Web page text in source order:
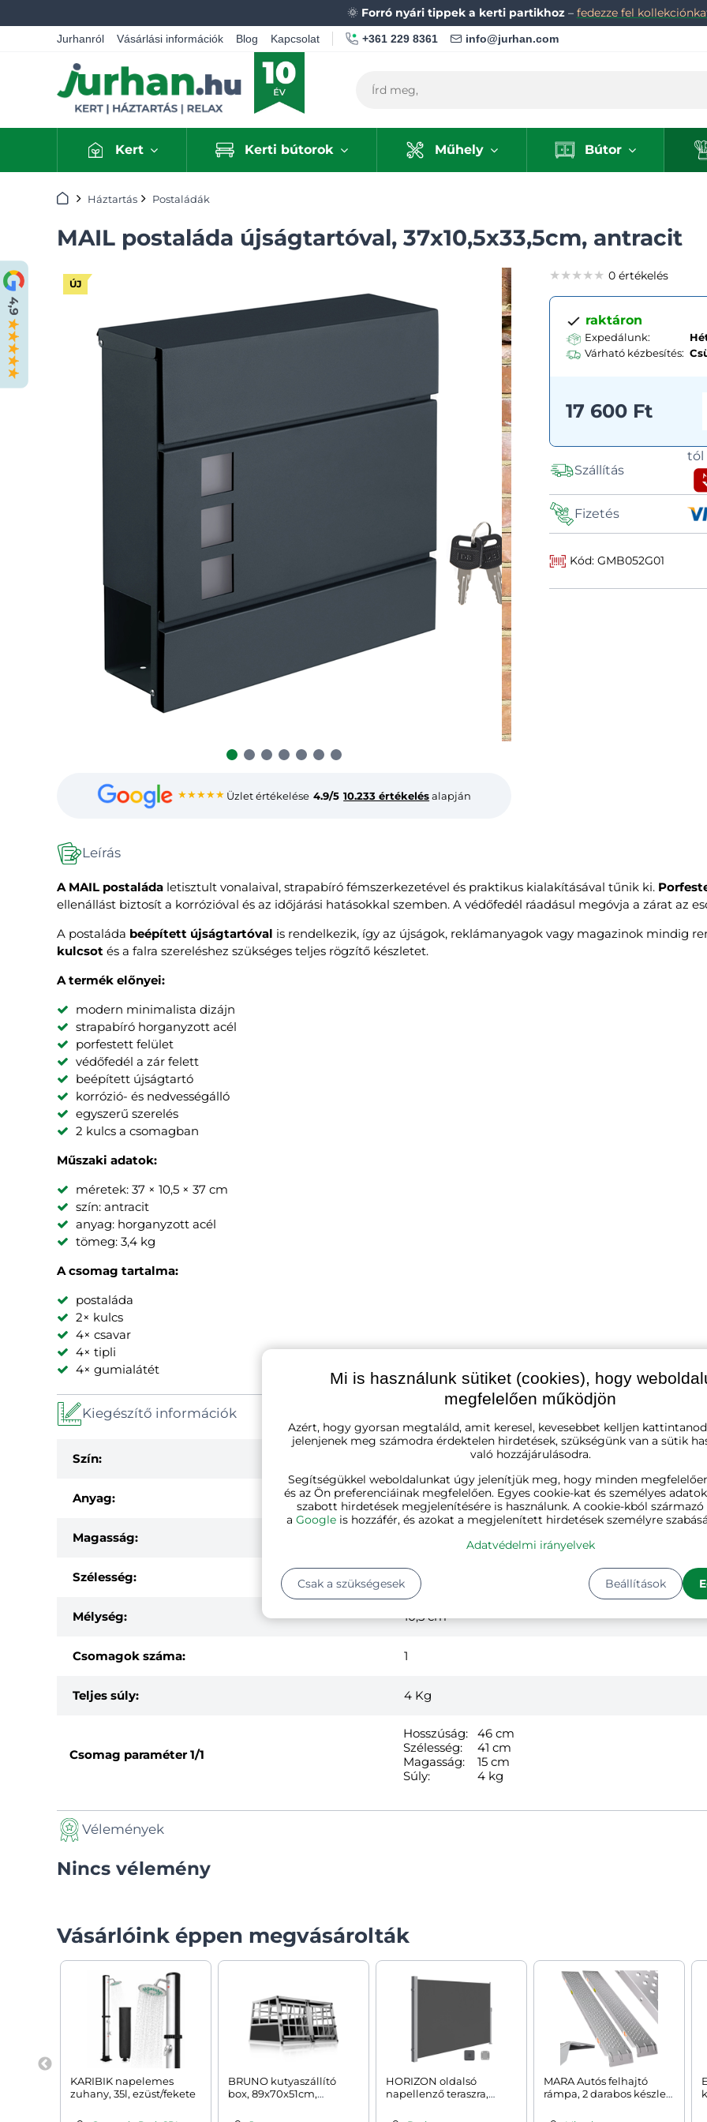
🌞 Forró nyári tippek a kerti partikhoz– fedezze fel
Jurhanról Vásárlási információk Blog Kapcsolat +361 229 8361 info@jurhan.com
Kert Kerti bútorok Műhely Bútor
KezdőlapHáztartás Postaládák
MAIL postaláda újságtartóval, 37x10,5x33,5cm, antracit
ÚJ
★★★★★ Üzlet értékelése 4.9/5 10.233 értékelésalapján
★★★★★
★★★★★
★★★★★ 0 értékelés
raktáron
Expedálunk:
Várható kézbesítés:
17 600 Ft
Szállítás
tól
Fizetés
Kód: GMB052G01
Leírás
A MAIL postaláda letisztult vonalaival, strapabíró fémszerkezetével és praktikus kialakításával tűnik ki.
ellenállást biztosít a korrózióval és az időjárási hatásokkal szemben. A védőfedél ráadásul megóvja a zárat az
A postaláda beépített újságtartóval is rendelkezik, így az újságok, reklámanyagok vagy magazinok mindig
kulcsot és a falra szereléshez szükséges teljes rögzítő készletet.
A termék előnyei:
modern minimalista dizájn
strapabíró horganyzott acél
porfestett felület
védőfedél a zár felett
beépített újságtartó
korrózió- és nedvességálló
egyszerű szerelés
2 kulcs a csomagban
Műszaki adatok:
méretek: 37 × 10,5 × 37 cm
szín: antracit
anyag: horganyzott acél
tömeg: 3,4 kg
A csomag tartalma:
postaláda
2× kulcs
4× csavar
4× tipli
4× gumialátét
Kiegészítő információk
Szín:
Anyag: acél
Magasság:
Szélesség: 37 cm
Mélység: 10,5 cm
Csomagok száma: 1
Teljes súly: 4 Kg
Csomag paraméter1/1
Hosszúság:
46 cm
Szélesség:
41 cm
Magasság:
15 cm
Súly:
4 kg
Vélemények
Nincs vélemény
Vásárlóink éppen megvásárolták
KARIBIK napelemes
zuhany, 35l, ezüst/fekete
BRUNO kutyaszállító
box, 89x70x51cm,
HORIZON oldalsó
napellenző teraszra,
MARA Autós felhajtó
rámpa, 2 darabos készlet,
Mi is használunk sütiket (cookies), hogy
megfelelően működjön
Azért, hogy gyorsan megtaláld, amit keresel, kevesebbet kelljen
jelenjenek meg számodra érdektelen hirdetések, szükségünk van a sütik
való hozzájárulásodra.
Segítségükkel weboldalunkat úgy jelenítjük meg, hogy minden
és az Ön preferenciáinak megfelelően. Egyes cookie-kat és személyes
szabott hirdetések megjelenítésére is használunk. A cookie-kból
a Googleis hozzáfér, és azokat a megjelenített hirdetések személyre
Adatvédelmi irányelvek
Beállítások
Csak a szükségesek